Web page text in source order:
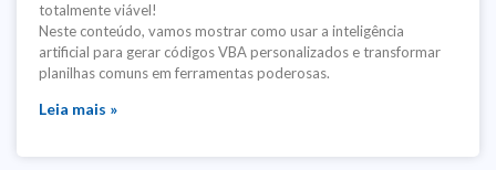
totalmente viável!
Neste conteúdo, vamos mostrar como usar a inteligência
artificial para gerar códigos VBA personalizados e transformar
planilhas comuns em ferramentas poderosas.
Leia mais »